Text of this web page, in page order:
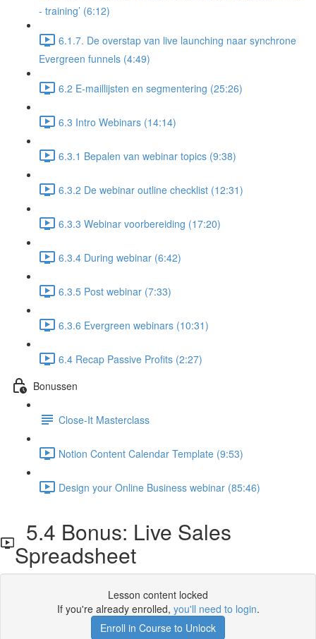
- training’ (6:12)
6.1.7. De overstap van live launching naar synchrone
Evergreen funnels (4:49)
6.2 E-maillijsten en segmentering (25:26)
6.3 Intro Webinars (14:14)
6.3.1 Bepalen van webinar topics (9:38)
6.3.2 De webinar outline checklist (12:31)
6.3.3 Webinar voorbereiding (17:20)
6.3.4 During webinar (6:42)
6.3.5 Post webinar (7:33)
6.3.6 Evergreen webinars (10:31)
6.4 Recap Passive Profits (2:27)
Bonussen
Close-It Masterclass
Notion Content Calendar Template (9:53)
Design your Online Business webinar (85:46)
5.4 Bonus: Live Sales
Spreadsheet
Lesson content locked
If you're already enrolled, you'll need to login.
Enroll in Course to Unlock